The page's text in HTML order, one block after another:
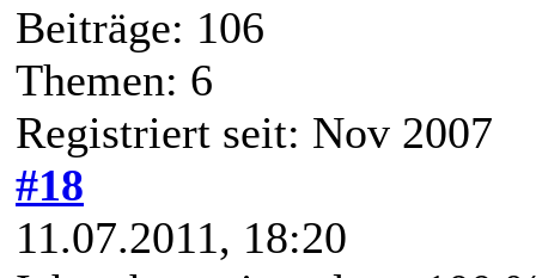
Beiträge: 106
Themen: 6
Registriert seit: Nov 2007
#18
11.07.2011, 18:20